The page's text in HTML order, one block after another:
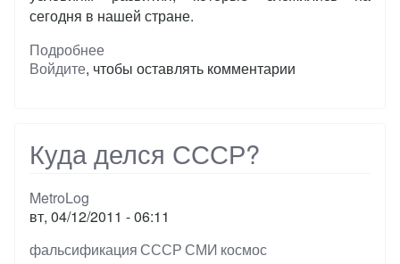
сегодня в нашей стране.
Подробнее
Судьба
Войдите, чтобы оставлять комментарии
Куда делся СССР?
MetroLog
вт, 04/12/2011 - 06:11
Тэги
фальсификацияСССРСМИ космос